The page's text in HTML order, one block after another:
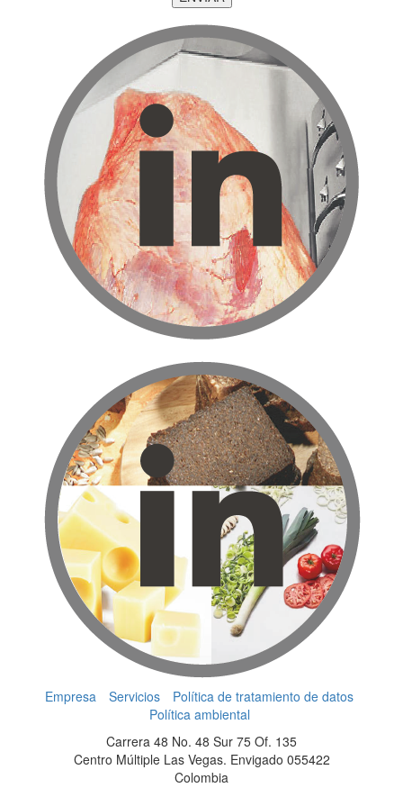
Empresa Servicios
Política de tratamiento de datos
Política ambiental
Carrera 48 No. 48 Sur 75 Of. 135
Centro Múltiple Las Vegas. Envigado 055422
Colombia